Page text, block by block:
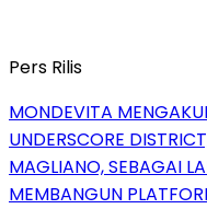
Pers Rilis
MONDEVITA
UNDERSCORE
MAGLIANO, SEBAGAI
MEMBANGUN